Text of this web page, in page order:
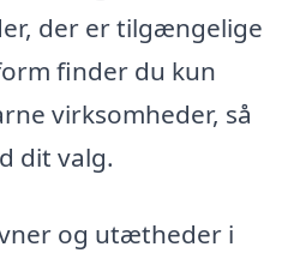
der er tilgængelige
finder du kun
virksomheder, så
dit valg.
og utætheder i